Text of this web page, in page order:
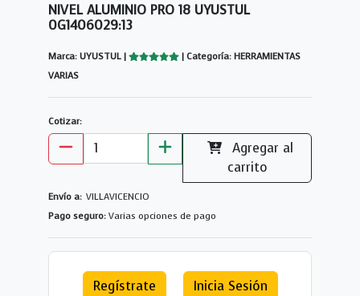
NIVEL ALUMINIO PRO 18 UYUSTUL
0G1406029:13
Marca: UYUSTUL |
| Categoría: HERRAMIENTAS
VARIAS
Cotizar:
Agregar al
carrito
Envío a: VILLAVICENCIO
Pago seguro: Varias opciones de pago
Regístrate Inicia Sesión